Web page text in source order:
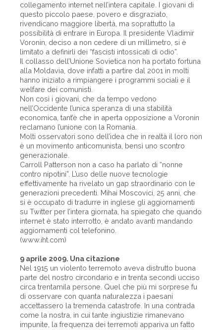
collegamento internet nell’intera capitale. I giovani di
questo piccolo paese, povero e disgraziato,
rivendicano maggiore libertà, ma soprattutto la
possibilità di entrare in Europa. Il presidente Vladimir
Voronin, deciso a non cedere di un millimetro, si è
limitato a definirli dei “fascisti intossicati di odio”.
Il collasso dell’Unione Sovietica non ha portato fortuna
alla Moldavia, dove infatti a partire dal 2001 in molti
hanno iniziato a rimpiangere i programmi sociali e il
welfare dei comunisti.
Non così i giovani, che da tempo vedono
nell’Occidente l’unica speranza di una stabilità
economica, tant’è che in aperta opposizione a Voronin
reclamano l’unione con la Romania.
Molti osservatori sono dell’idea che in realtà il loro non
è un movimento anticomunista, bensì uno scontro
generazionale.
Carroll Patterson non a caso ha parlato di “nonne
contro nipotini”. L’uso delle nuove tecnologie
effettivamente ha rivelato un gap straordinario con le
generazioni precedenti. Mihai Moscovici, 25 anni, che
si è occupato di tradurre in inglese gli aggiornamenti
su Twitter per l’intera giornata, ha spiegato che quando
internet è stato interrotto, è andato avanti mandando
aggiornamenti col telefonino.
(www.iht.com)
9 aprile 2009. Una citazione
Nel 1915 un violento terremoto aveva distrutto buona
parte del nostro circondario e in trenta secondi ucciso
circa trentamila persone. Quel che più mi sorprese fu
di osservare con quanta naturalezza i paesani
accettassero la tremenda catastrofe. In una contrada
come la nostra, in cui tante ingiustizie rimanevano
impunite, la frequenza dei terremoti appariva un fatto